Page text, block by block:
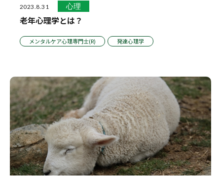
2023.8.31 心理
老年心理学とは？
メンタルケア心理専門士(R) 発達心理学